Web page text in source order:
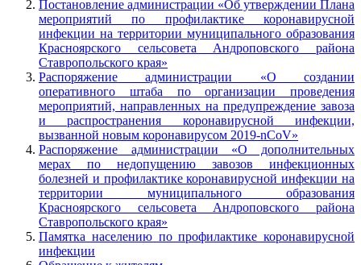
Постановление администрации «Об утверждении Плана
мероприятий по профилактике коронавирусной
инфекции на территории муниципального образования
Красноярского сельсовета Андроповского района
Ставропольского края»
Распоряжение администрации «О создании
оперативного штаба по организации проведения
мероприятий, направленных на предупреждение завоза
и распространения коронавирусной инфекции,
вызванной новым коронавирусом 2019-nCоV»
Распоряжение администрации «О дополнительных
мерах по недопущению завозов инфекционных
болезней и профилактике коронавирусной инфекции на
территории муниципального образования
Красноярского сельсовета Андроповского района
Ставропольского края»
Памятка населению по профилактике коронавирусной
инфекции